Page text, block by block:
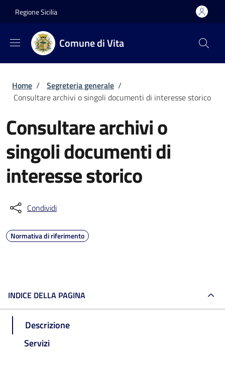
Regione Sicilia
Comune di Vita
Briciole di pane
Home / Segreteria generale /
Consultare archivi o singoli documenti di interesse storico
Consultare archivi o
singoli documenti di
interesse storico
Condividi
Normativa di riferimento
INDICE DELLA PAGINA
Descrizione
Servizi